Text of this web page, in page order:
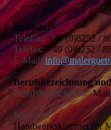
Kontakt:
Telefon: +49 (0)8252 /
Telefax:+49 (0)8252 /
E-Mail:
Berufsbezeichnung
Berufsbezeichnung:
Kammer:
Handwerkskammer für